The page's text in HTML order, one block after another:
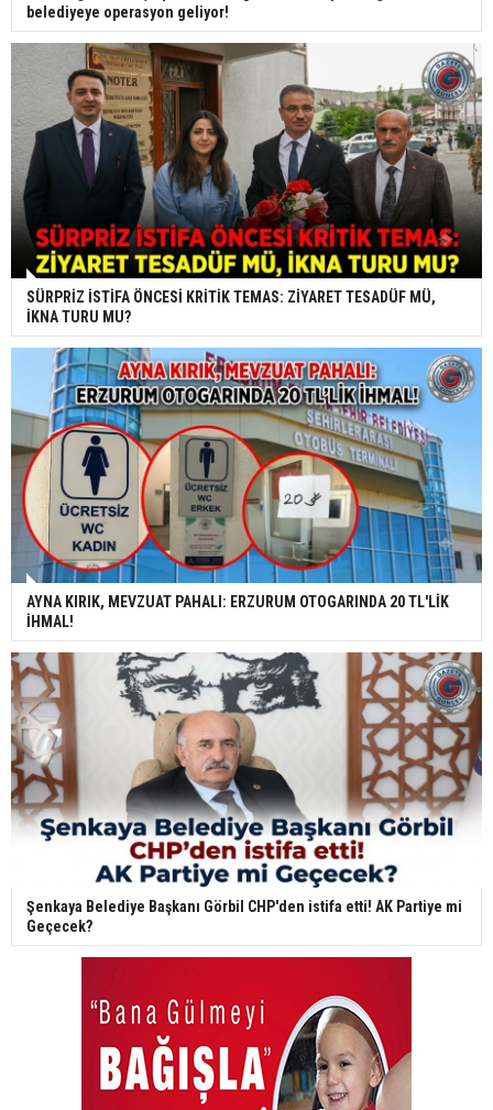
belediyeye operasyon geliyor!
SÜRPRİZ İSTİFA ÖNCESİ KRİTİK TEMAS: ZİYARET TESADÜF MÜ,
İKNA TURU MU?
AYNA KIRIK, MEVZUAT PAHALI: ERZURUM OTOGARINDA 20 TL'LİK
İHMAL!
Şenkaya Belediye Başkanı Görbil CHP'den istifa etti! AK Partiye mi
Geçecek?